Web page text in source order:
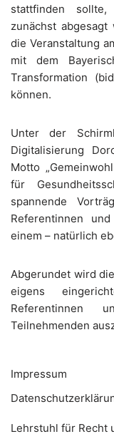
stattfinden sollte,
zunächst
die Veranstaltung
mit dem
Transformation
können.
Unter der
Digitalisierung
Motto
für
spannende
Referentinnen
einem – natürlich
Abgerundet wird
eigens
Referentinnen
Teilnehmenden
Impressum
Lehrstuhl für Recht